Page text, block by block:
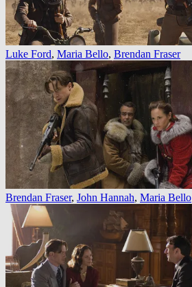
Luke Ford, Maria Bello, Brendan Fraser
Brendan Fraser, John Hannah, Maria Bello